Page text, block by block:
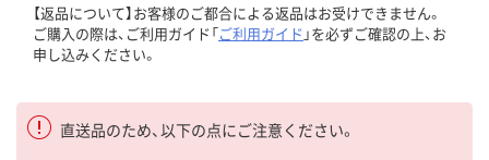
【返品について】お客様のご都合による返品はお受けできません。
ご購入の際は、ご利用ガイド「ご利用ガイド 」を必ずご確認の上、お
申し込みください。
直送品のため、以下の点にご注意ください。